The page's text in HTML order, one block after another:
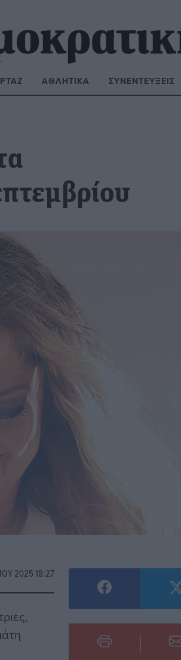
ΑΘΛΗΤΙΚΆ ΣΥΝΕΝΤΕΎΞΕΙΣ
2025 18:27